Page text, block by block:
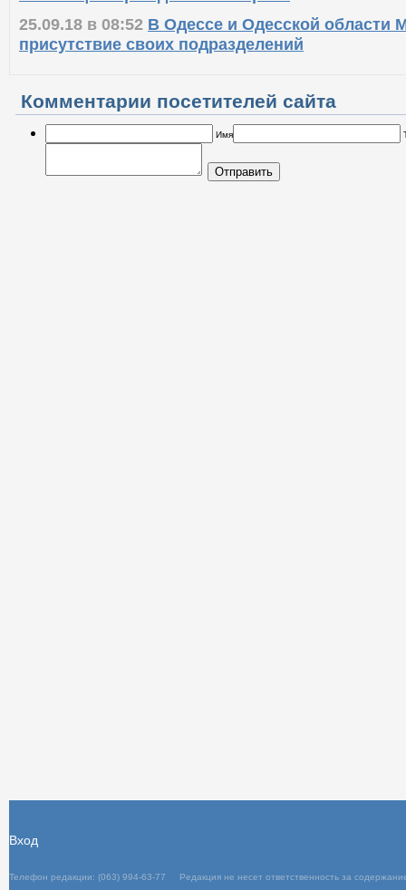
Конвенції з прав дитини в Україні
25.09.18 в 08:52 В Одессе и Одесской области
присутствие своих подразделений
Комментарии посетителей сайта
Отправить
Телефон редакции: (063) 994-63-77